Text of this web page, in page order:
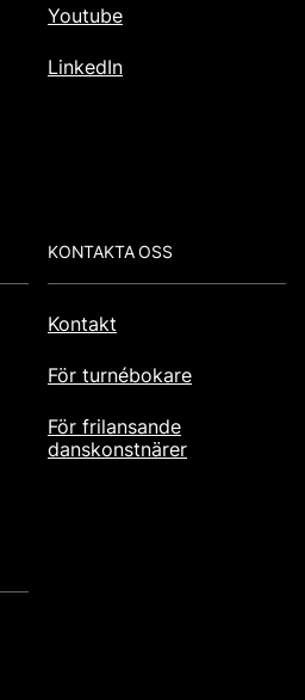
Youtube
LinkedIn
KONTAKTA OSS
Kontakt
För turnébokare
För frilansande
danskonstnärer